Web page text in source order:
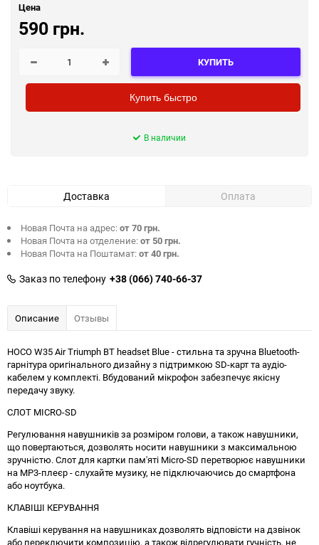
Цена
590 грн.
КУПИТЬ
Купить быстро
В наличии
Доставка Оплата
Новая Почта на адрес:от 70 грн.
Новая Почта на отделение:от 50 грн.
Новая Почта на Поштамат:от 40 грн.
Заказ по телефону +38 (066) 740-66-37
Описание Отзывы
HOCO W35 Air Triumph BT headset Blue - стильна та зручна Bluetooth-
гарнітура оригінального дизайну з підтримкою SD-карт та аудіо-
кабелем у комплекті. Вбудований мікрофон забезпечує якісну
передачу звуку.
СЛОТ MICRO-SD
Регулювання навушників за розміром голови, а також навушники,
що повертаються, дозволять носити навушники з максимальною
зручністю. Слот для картки пам'яті Micro-SD перетворює навушники
на MP3-плеєр - слухайте музику, не підключаючись до смартфона
або ноутбука.
КЛАВІШІ КЕРУВАННЯ
Клавіші керування на навушниках дозволять відповісти на дзвінок
або переключити композицію, а також відрегулювати гучність, не